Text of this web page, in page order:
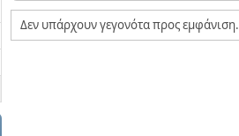
Δεν υπάρχουν γεγονότα προς εμφάνιση.